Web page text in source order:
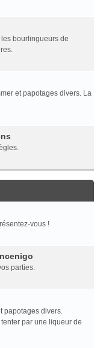
bourlingueurs de
et papotages divers. La
vous !
parties.
papotages divers.
par une liqueur de